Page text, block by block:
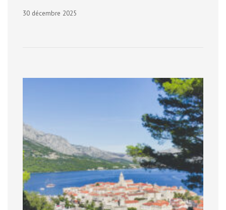
30 décembre 2025